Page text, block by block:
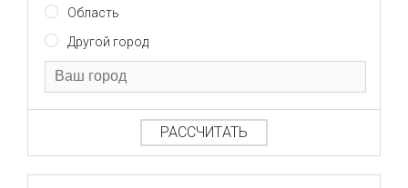
Область
Другой город
РАССЧИТАТЬ